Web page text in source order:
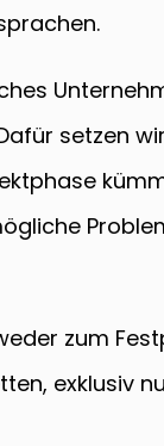
setzen
zum
exklusiv